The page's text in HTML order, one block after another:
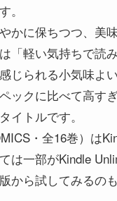
。
かに保ちつつ、美
「軽い気持ちで読
じられる小気味よ
ックに比べて高す
イトルです。
・全16巻）は
は一部がKindle
ら試してみるのも